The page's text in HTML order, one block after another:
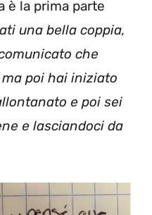
è la prima parte
una bella coppia,
che
poi hai iniziato
e poi sei
e lasciandoci da